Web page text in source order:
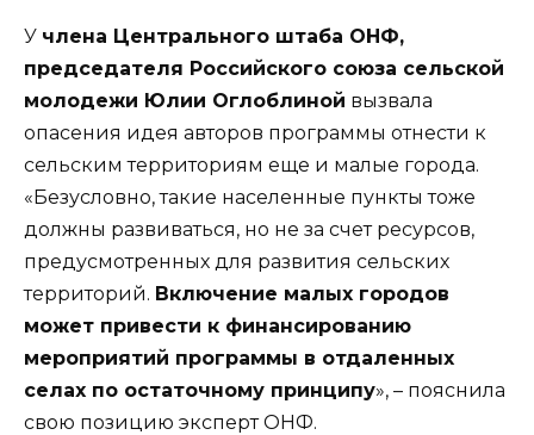
У члена Центрального штаба ОНФ,
председателя Российского союза сельской
молодежи Юлии Оглоблиной вызвала
опасения идея авторов программы отнести к
сельским территориям еще и малые города.
«Безусловно, такие населенные пункты тоже
должны развиваться, но не за счет ресурсов,
предусмотренных для развития сельских
территорий. Включение малых городов
может привести к финансированию
мероприятий программы в отдаленных
селах по остаточному принципу», – пояснила
свою позицию эксперт ОНФ.